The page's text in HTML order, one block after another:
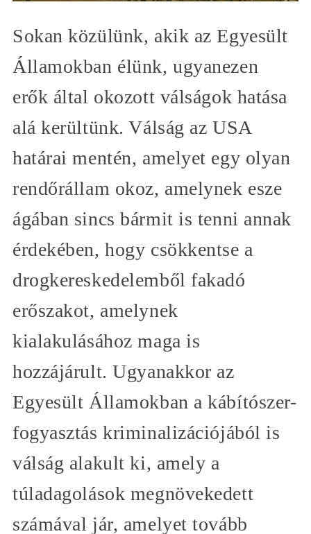
Sokan közülünk, akik az Egyesült
Államokban élünk, ugyanezen
erők által okozott válságok hatása
alá kerültünk. Válság az USA
határai mentén, amelyet egy olyan
rendőrállam okoz, amelynek esze
ágában sincs bármit is tenni annak
érdekében, hogy csökkentse a
drogkereskedelemből fakadó
erőszakot, amelynek
kialakulásához maga is
hozzájárult. Ugyanakkor az
Egyesült Államokban a kábítószer-
fogyasztás kriminalizációjából is
válság alakult ki, amely a
túladagolások megnövekedett
számával jár, amelyet tovább